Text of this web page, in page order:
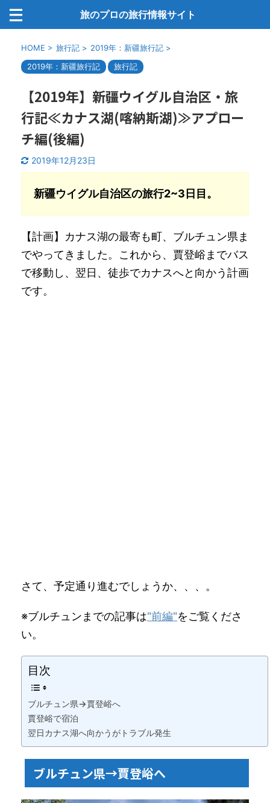
旅のプロの旅行情報サイト
HOME > 旅行記 > 2019年：新疆旅行記 >
2019年：新疆旅行記
旅行記
【2019年】新疆ウイグル自治区・旅
行記≪カナス湖(喀納斯湖)≫アプロー
チ編(後編)
2019年12月23日
新疆ウイグル自治区の旅行2~3 日目。
【計画】カナス湖の最寄も町、ブルチュン県ま
でやってきました。これから、賈登峪までバス
で移動し、翌日、徒歩でカナスへと向かう計画
です。
さて、予定通り進むでしょうか、、、。
※ブルチュンまでの記事は"前編"をご覧くださ
い。
目次
ブルチュン県→賈登峪へ
賈登峪で宿泊
翌日カナス湖へ向かうがトラブル発生
ブルチュン県→賈登峪へ